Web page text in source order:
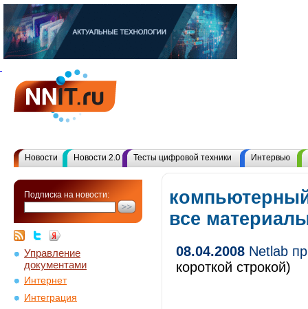
Новости Новости 2.0 Тесты цифровой техники Интервью
Подписка на новости:
Управление
документами
Интернет
Интеграция
все
08.04.2008 Netlab
короткой строкой)